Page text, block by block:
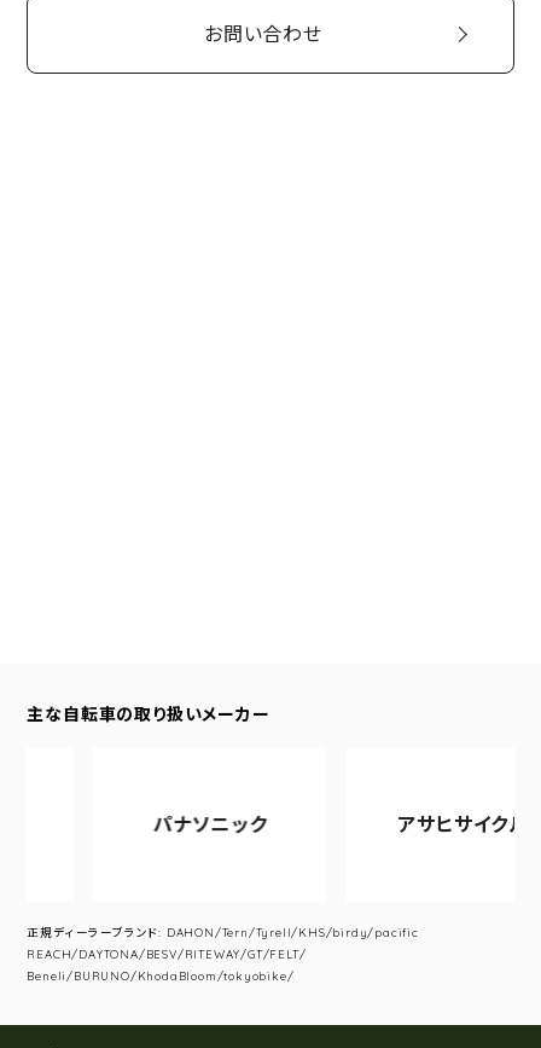
お問い合わせ
主な自転車の取り扱いメーカー
パナソニック アサヒサイクル
正規ディーラーブランド: DAHON/Tern/Tyrell/KHS/birdy/pacific
REACH/DAYTONA/BESV/RITEWAY/GT/FELT/
Beneli/BURUNO/KhodaBloom/tokyobike/